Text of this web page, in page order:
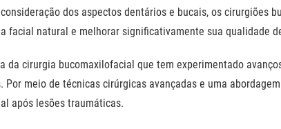
dos aspectos dentários e bucais, os cirurgiões
facial natural e melhorar significativamente sua qualidade
da cirurgia bucomaxilofacial que tem experimentado
meio de técnicas cirúrgicas avançadas e uma
após lesões traumáticas.